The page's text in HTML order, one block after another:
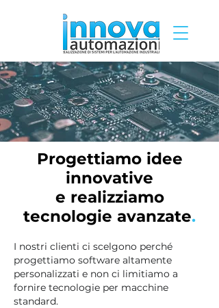
Progettiamo idee
innovative
e realizziamo
tecnologie avanzate.
I nostri clienti ci scelgono perché
progettiamo software altamente
personalizzati e non ci limitiamo a
fornire tecnologie per macchine
standard.